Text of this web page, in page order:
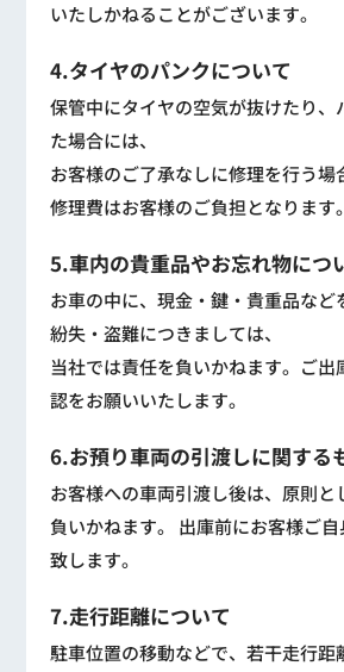
いたしかねることがございます。
4.タイヤのパンクについて
保管中にタイヤの空気が抜けたり、
た場合には、
お客様のご了承なしに修理を行う場
修理費はお客様のご負担となります。
5.車内の貴重品やお忘れ物につ
お車の中に、現金・鍵・貴重品など
紛失・盗難につきましては、
当社では責任を負いかねます。ご出
認をお願いいたします。
6.お預り車両の引渡しに関する
お客様への車両引渡し後は、原則と
負いかねます。 出庫前にお客様ご
致します。
7.走行距離について
駐車位置の移動などで、若干走行距